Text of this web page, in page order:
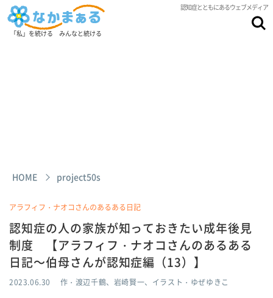
認知症とともにあるウェブメディア
「私」を続ける みんなと続ける
HOME project50s
アラフィフ・ナオコさんのあるある日記
認知症の人の家族が知っておきたい成年後見
制度 【アラフィフ・ナオコさんのあるある
日記～伯母さんが認知症編（13）】
2023.06.30 作・渡辺千鶴、岩崎賢一、イラスト・ゆぜゆきこ